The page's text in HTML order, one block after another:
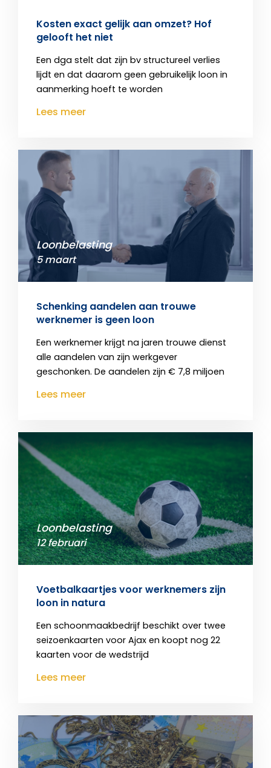
Kosten exact gelijk aan omzet? Hof
gelooft het niet
Een dga stelt dat zijn bv structureel verlies
lijdt en dat daarom geen gebruikelijk loon in
aanmerking hoeft te worden
Lees meer
Loonbelasting
5 maart
Schenking aandelen aan trouwe
werknemer is geen loon
Een werknemer krijgt na jaren trouwe dienst
alle aandelen van zijn werkgever
geschonken. De aandelen zijn € 7,8 miljoen
Lees meer
Loonbelasting
12 februari
Voetbalkaartjes voor werknemers zijn
loon in natura
Een schoonmaakbedrijf beschikt over twee
seizoenkaarten voor Ajax en koopt nog 22
kaarten voor de wedstrijd
Lees meer